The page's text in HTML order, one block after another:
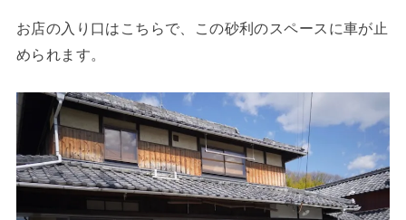
お店の入り口はこちらで、この砂利のスペースに車が止
められます。